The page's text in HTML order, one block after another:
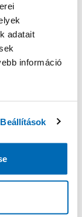
adatait
információ
Beállítások